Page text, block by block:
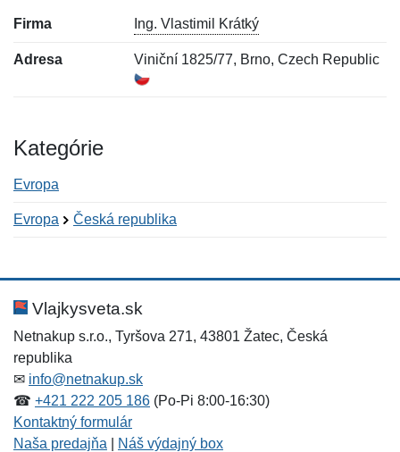
Firma Ing. Vlastimil Krátký
Adresa Viniční 1825/77, Brno, Czech Republic
Kategórie
Evropa
Evropa Česká republika
Hodnotenie:
Meno:*
Meno:
E-mail:*
Vlajkysveta.sk
Netnakup s.r.o., Tyršova 271, 43801 Žatec, Česká
republika
✉ info@netnakup.sk
☎ +421 222 205 186 (Po-Pi 8:00-16:30)
Kontaktný formulár
Naša predajňa
Náš výdajný box